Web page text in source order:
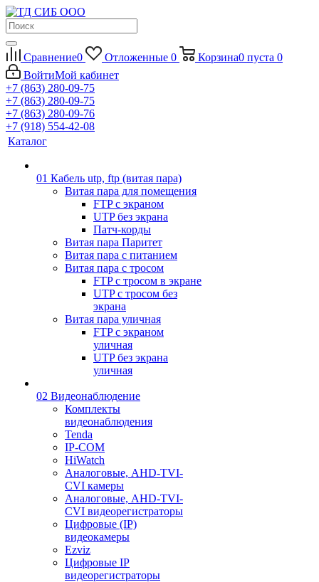
Сравнение0 Отложенные 0 Корзина0 пуста 0
ВойтиМой кабинет
+7 (863) 280-09-75
+7 (863) 280-09-75
+7 (863) 280-09-76
+7 (918) 554-42-08
Каталог
01 Кабель utp, ftp (витая пара)
Витая пара для помещения
FTP с экраном
UTP без экрана
Патч-корды
Витая пара Паритет
Витая пара с питанием
Витая пара с тросом
FTP с тросом в экране
UTP с тросом без
экрана
Витая пара уличная
FTP с экраном
уличная
UTP без экрана
уличная
02 Видеонаблюдение
Комплекты
видеонаблюдения
Tenda
IP-COM
HiWatch
Аналоговые, AHD-TVI-
CVI камеры
Аналоговые, AHD-TVI-
CVI видеорегистраторы
Цифровые (IP)
видеокамеры
Ezviz
Цифровые IP
видеорегистраторы